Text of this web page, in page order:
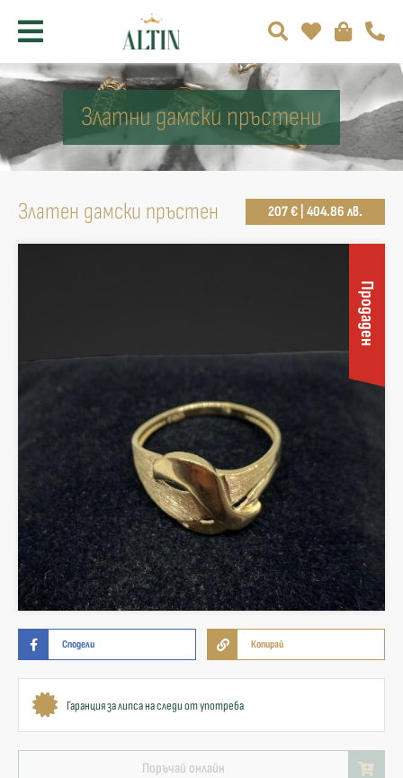
Златни дамски пръстени
Златен дамски пръстен 207 € | 404.86 лв.
Продаден
Сподели Копирай
Гаранция за липса на следи от употреба
Поръчай онлайн